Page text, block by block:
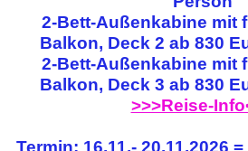
2-Bett-Außenkabine mit
Balkon, Deck 2 ab 830
2-Bett-Außenkabine mit
Balkon, Deck 3 ab 830
>>>Reise-